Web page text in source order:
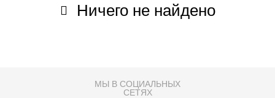
Ничего не найдено
МЫ В СОЦИАЛЬНЫХ
СЕТЯХ